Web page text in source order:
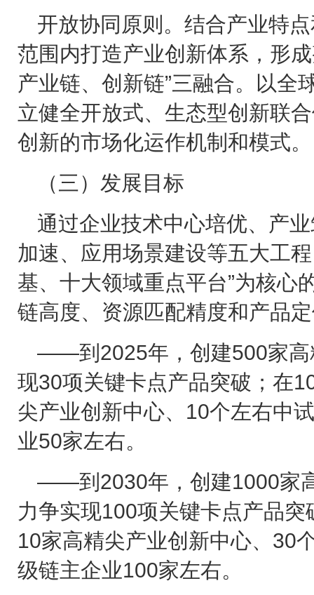
开放协同原则。结合产业特
范围内打造产业创新体系，形
产业链、创新链”三融合。以全
立健全开放式、生态型创新联
创新的市场化运作机制和模式。
（三）发展目标
通过企业技术中心培优、产
加速、应用场景建设等五大工
基、十大领域重点平台”为核心
链高度、资源匹配精度和产品
——到 2025年，创建500家
现30项关键卡点产品突破；在
尖产业创新中心、 10个左右中
业50家左右。
——到 2030年，创建1000家
力争实现100项关键卡点产品突
10家高精尖产业创新中心、 30
级链主企业100家左右。